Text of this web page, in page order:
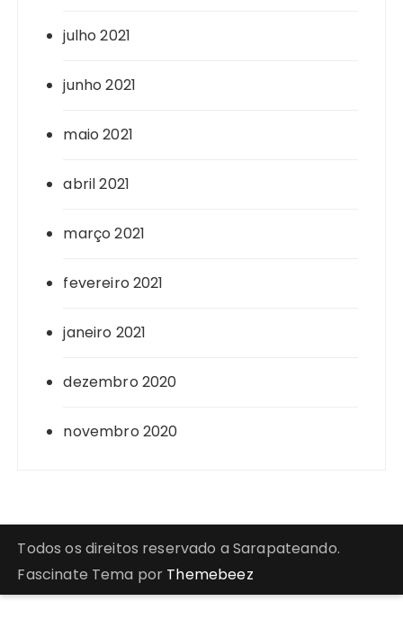
julho 2021
junho 2021
maio 2021
abril 2021
março 2021
fevereiro 2021
janeiro 2021
dezembro 2020
novembro 2020
Todos os direitos reservado a Sarapateando.
Fascinate Tema por Themebeez